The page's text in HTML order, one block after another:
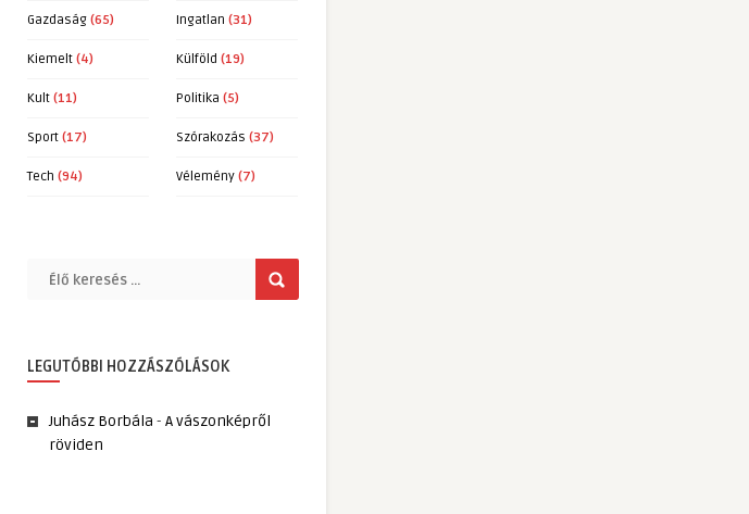
Gazdaság (65) Ingatlan (31)
Kiemelt (4) Külföld (19)
Kult (11) Politika (5)
Sport (17) Szórakozás (37)
Tech (94) Vélemény (7)
LEGUTÓBBI HOZZÁSZÓLÁSOK
Juhász Borbála - A vászonképről
röviden